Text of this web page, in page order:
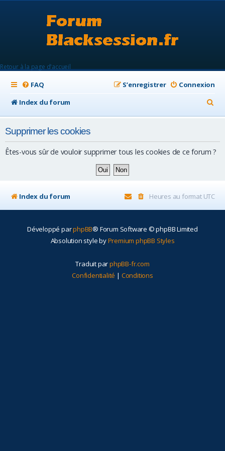
Retour à la page d'accueil
FAQ Connexion
S’enregistrer
Index du forum
e
Supprimer les cookies
Êtes-vous sûr de vouloir supprimer tous les cookies de ce forum ?
Index du forum Heures au format UTC
Développé parphpBB® Forum Software © phpBB Limited
Absolution style byPremium phpBB Styles
Traduit parphpBB-fr.com
Confidentialité | Conditions